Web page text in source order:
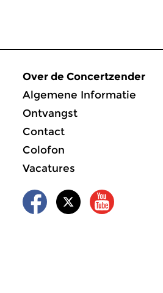
Over de Concertzender
Algemene Informatie
Ontvangst
Contact
Colofon
Vacatures